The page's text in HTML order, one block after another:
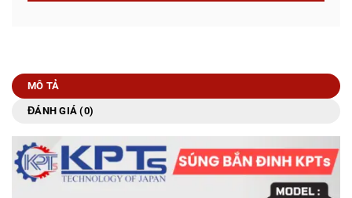
MÔ TẢ
ĐÁNH GIÁ (0)